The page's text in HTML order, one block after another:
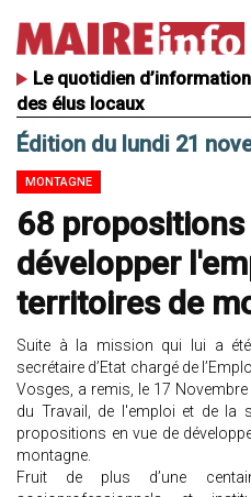
Le quotidien d’information
des élus locaux
Édition du lundi 21
MONTAGNE
68 propositions
développer
territoires de
Suite à la mission qui lui a
secrétaire d’Etat chargé de
Vosges, a remis, le 17
du Travail, de l'emploi et de la
propositions en vue de
montagne.
Fruit de plus d’une